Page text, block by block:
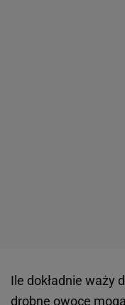
Ile dokładnie waży
drobne owoce